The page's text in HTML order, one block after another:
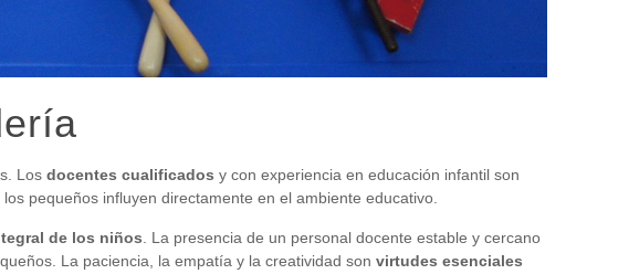
Losdocentes cualificados y con experiencia en educación infantil son
pequeños influyen directamente en el ambiente educativo.
de los niños . La presencia de un personal docente estable y cercano
La paciencia, la empatía y la creatividad sonvirtudes esenciales